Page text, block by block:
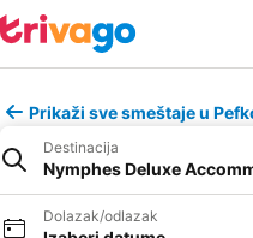
Prikaži sve smeštaje u
Destinacija
Nymphes Deluxe
Dolazak/odlazak